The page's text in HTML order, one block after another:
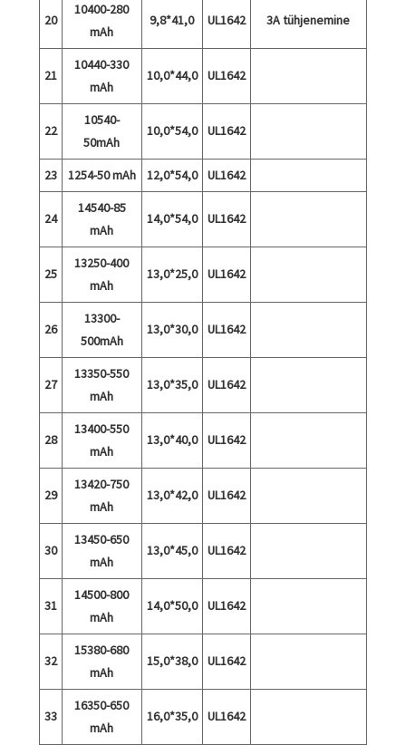
20
10400-280
mAh
9,8*41,0 UL1642 3A tühjenemine
21
10440-330
mAh
10,0*44,0 UL1642
22
10540-
50mAh
10,0*54,0 UL1642
23 1254-50 mAh 12,0*54,0 UL1642
24
14540-85
mAh
14,0*54,0 UL1642
25
13250-400
mAh
13,0*25,0 UL1642
26
13300-
500mAh
13,0*30,0 UL1642
27
13350-550
mAh
13,0*35,0 UL1642
28
13400-550
mAh
13,0*40,0 UL1642
29
13420-750
mAh
13,0*42,0 UL1642
30
13450-650
mAh
13,0*45,0 UL1642
31
14500-800
mAh
14,0*50,0 UL1642
32
15380-680
mAh
15,0*38,0 UL1642
33
16350-650
mAh
16,0*35,0 UL1642